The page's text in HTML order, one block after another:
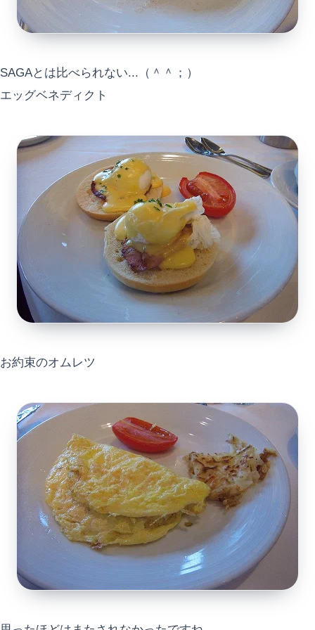
SAGAとは比べられない...（＾＾；）
エッグベネディクト
お約束のオムレツ